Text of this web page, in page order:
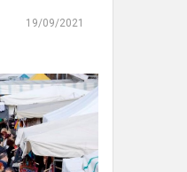
19/09/2021